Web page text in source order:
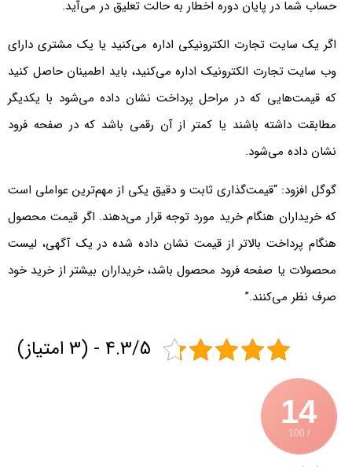
حساب شما در پایان دوره اخطار به حالت تعلیق در می‌آید.
اگر یک سایت تجارت الکترونیکی اداره می‌کنید یا یک مشتری دارای
وب سایت تجارت الکترونیک اداره می‌کنید، باید اطمینان حاصل کنید
که قیمت‌هایی که در مراحل پرداخت نشان داده می‌شود با یکدیگر
مطابقت داشته باشند یا کمتر از آن رقمی باشد که در صفحه فرود
نشان داده می‌شود.
گوگل افزود: “قیمت‌گذاری ثابت و دقیق یکی از مهم‌ترین عواملی است
که خریداران هنگام خرید مورد توجه قرار می‌دهند. اگر قیمت محصول
هنگام پرداخت بالاتر از قیمت نشان داده شده در یک آگهی، لیست
محصولات یا صفحه فرود محصول باشد، خریداران بیشتر از خرید خود
صرف نظر می‌کنند.”
4.3/5 - (3 امتیاز)
14
/ 100